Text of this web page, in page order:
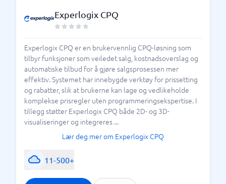
Experlogix CPQ
Experlogix CPQ er en brukervennlig CPQ-løsning som
tilbyr funksjoner som veiledet salg, kostnadsoverslag og
automatiske tilbud for å gjøre salgsprosessen mer
effektiv. Systemet har innebygde verktøy for prissetting
og rabatter, slik at brukerne kan lage og vedlikeholde
komplekse prisregler uten programmeringsekspertise. I
tillegg støtter Experlogix CPQ både 2D- og 3D-
visualiseringer og integreres ...
Lær deg mer om Experlogix CPQ
11-500+